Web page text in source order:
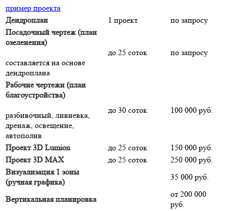
пример проекта
Дендроплан 1 проект
по запросу
Посадочный чертеж (план
озеленения)
составляется на основе
дендроплана
до 25 соток по запросу
Рабочие чертежи (план
благоустройства)
разбивочный, ливневка,
дренаж, освещение,
автополив
до 30 соток 100 000 руб.
Проект 3D Lumion до 25 соток
150 000 руб.
Проект 3D MAX
до 25 соток
250 000 руб.
Визуализация 1 зоны
(ручная графика)
35 000 руб.
Вертикальная планировка
от 200 000
руб.